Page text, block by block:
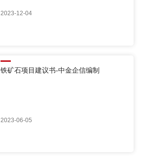
2023-12-04
铁矿石项目建议书-中金企信编制
2023-06-05